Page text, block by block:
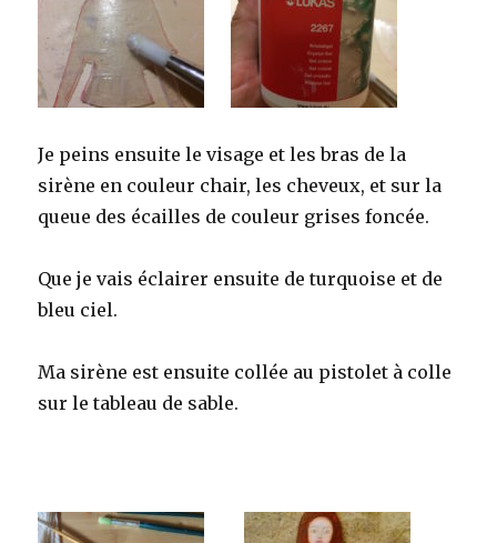
Je peins ensuite le visage et les bras de la
sirène en couleur chair, les cheveux, et sur la
queue des écailles de couleur grises foncée.
Que je vais éclairer ensuite de turquoise et de
bleu ciel.
Ma sirène est ensuite collée au pistolet à colle
sur le tableau de sable.